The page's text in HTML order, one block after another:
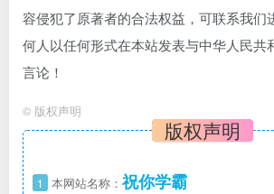
容侵犯了原著者的合法权益，可联系我们
何人以任何形式在本站发表与中华人民共
言论！
© 版权声明
版权声明
1 本网站名称： 祝你学霸